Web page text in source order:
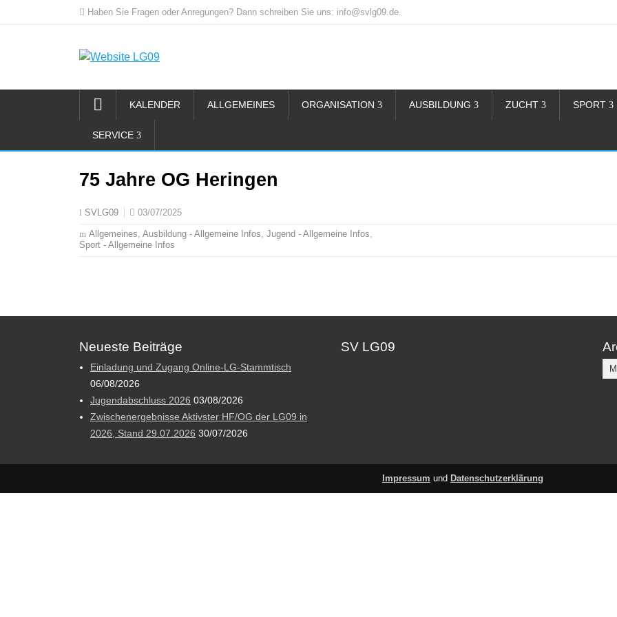
Haben Sie Fragen oder Anregungen? Dann schreiben Sie uns: info@svlg09.de.
KALENDER ALLGEMEINES ORGANISATION AUSBILDUNG ZUCHT SPORT
SERVICE
75 Jahre OG Heringen
SVLG09 03/07/2025
Allgemeines, Ausbildung - Allgemeine Infos, Jugend - Allgemeine Infos,
Sport - Allgemeine Infos
Neueste Beiträge
Einladung und Zugang Online-LG-Stammtisch
06/08/2026
Jugendabschluss 2026 03/08/2026
Zwischenergebnisse Aktivster HF/OG der LG09 in
2026, Stand 29.07.2026 30/07/2026
SV LG09
Impressum und Datenschutzerklärung